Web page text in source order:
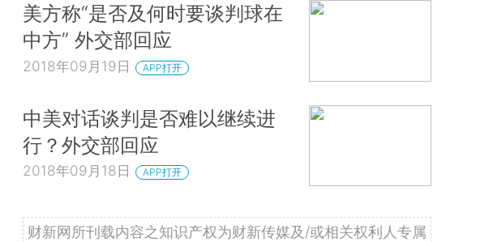
美方称“是否及何时要谈判球在
中方” 外交部回应
2018年09月19日 APP打开
中美对话谈判是否难以继续进
行？外交部回应
2018年09月18日 APP打开
财新网所刊载内容之知识产权为财新传媒及/或相关权利人专属